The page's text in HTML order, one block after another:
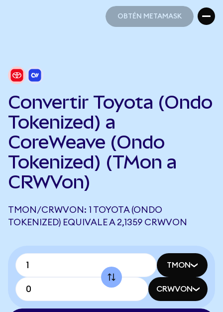
OBTÉN METAMASK
Convertir Toyota (Ondo
Tokenized) a
CoreWeave (Ondo
Tokenized) (TMon a
CRWVon)
TMON/CRWVON: 1 TOYOTA (ONDO
TOKENIZED) EQUIVALE A 2,1359 CRWVON
TMON
CRWVON